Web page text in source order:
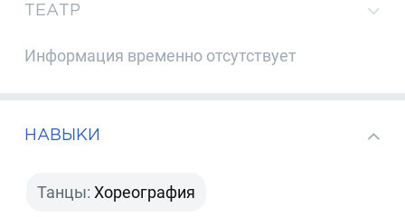
ТЕАТР
Информация временно отсутствует
НАВЫКИ
Танцы: Хореография